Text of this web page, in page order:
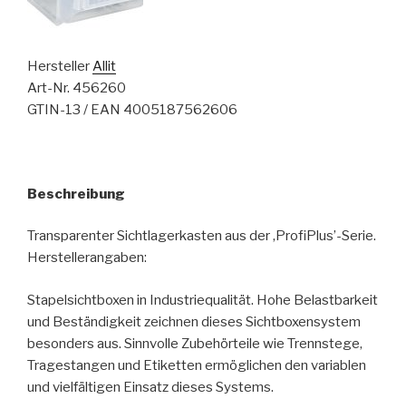
HerstellerAllit
Art-Nr. 456260
GTIN-13 / EAN 4005187562606
Beschreibung
Transparenter Sichtlagerkasten aus der ‚ProfiPlus’-Serie.
Herstellerangaben:
Stapelsichtboxen in Industriequalität. Hohe Belastbarkeit
und Beständigkeit zeichnen dieses Sichtboxensystem
besonders aus. Sinnvolle Zubehörteile wie Trennstege,
Tragestangen und Etiketten ermöglichen den variablen
und vielfältigen Einsatz dieses Systems.